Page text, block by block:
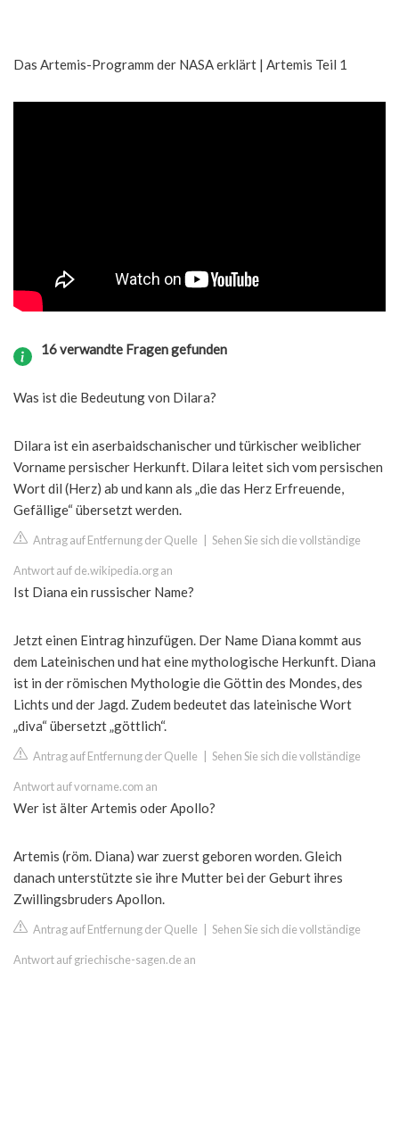
Das Artemis-Programm der NASA erklärt | Artemis Teil 1
16 verwandte Fragen gefunden
Was ist die Bedeutung von Dilara?
Dilara ist ein aserbaidschanischer und türkischer weiblicher
Vorname persischer Herkunft. Dilara leitet sich vom persischen
Wort dil (Herz) ab und kann als „die das Herz Erfreuende,
Gefällige“ übersetzt werden.
Antrag auf Entfernung der Quelle Sehen Sie sich die vollständige
Antwort auf de.wikipedia.org an
Ist Diana ein russischer Name?
Jetzt einen Eintrag hinzufügen. Der Name Diana kommt aus
dem Lateinischen und hat eine mythologische Herkunft. Diana
ist in der römischen Mythologie die Göttin des Mondes, des
Lichts und der Jagd. Zudem bedeutet das lateinische Wort
„diva“ übersetzt „göttlich“.
Antrag auf Entfernung der Quelle Sehen Sie sich die vollständige
Antwort auf vorname.com an
Wer ist älter Artemis oder Apollo?
Artemis (röm. Diana) war zuerst geboren worden. Gleich
danach unterstützte sie ihre Mutter bei der Geburt ihres
Zwillingsbruders Apollon.
Antrag auf Entfernung der Quelle Sehen Sie sich die vollständige
Antwort auf griechische-sagen.de an